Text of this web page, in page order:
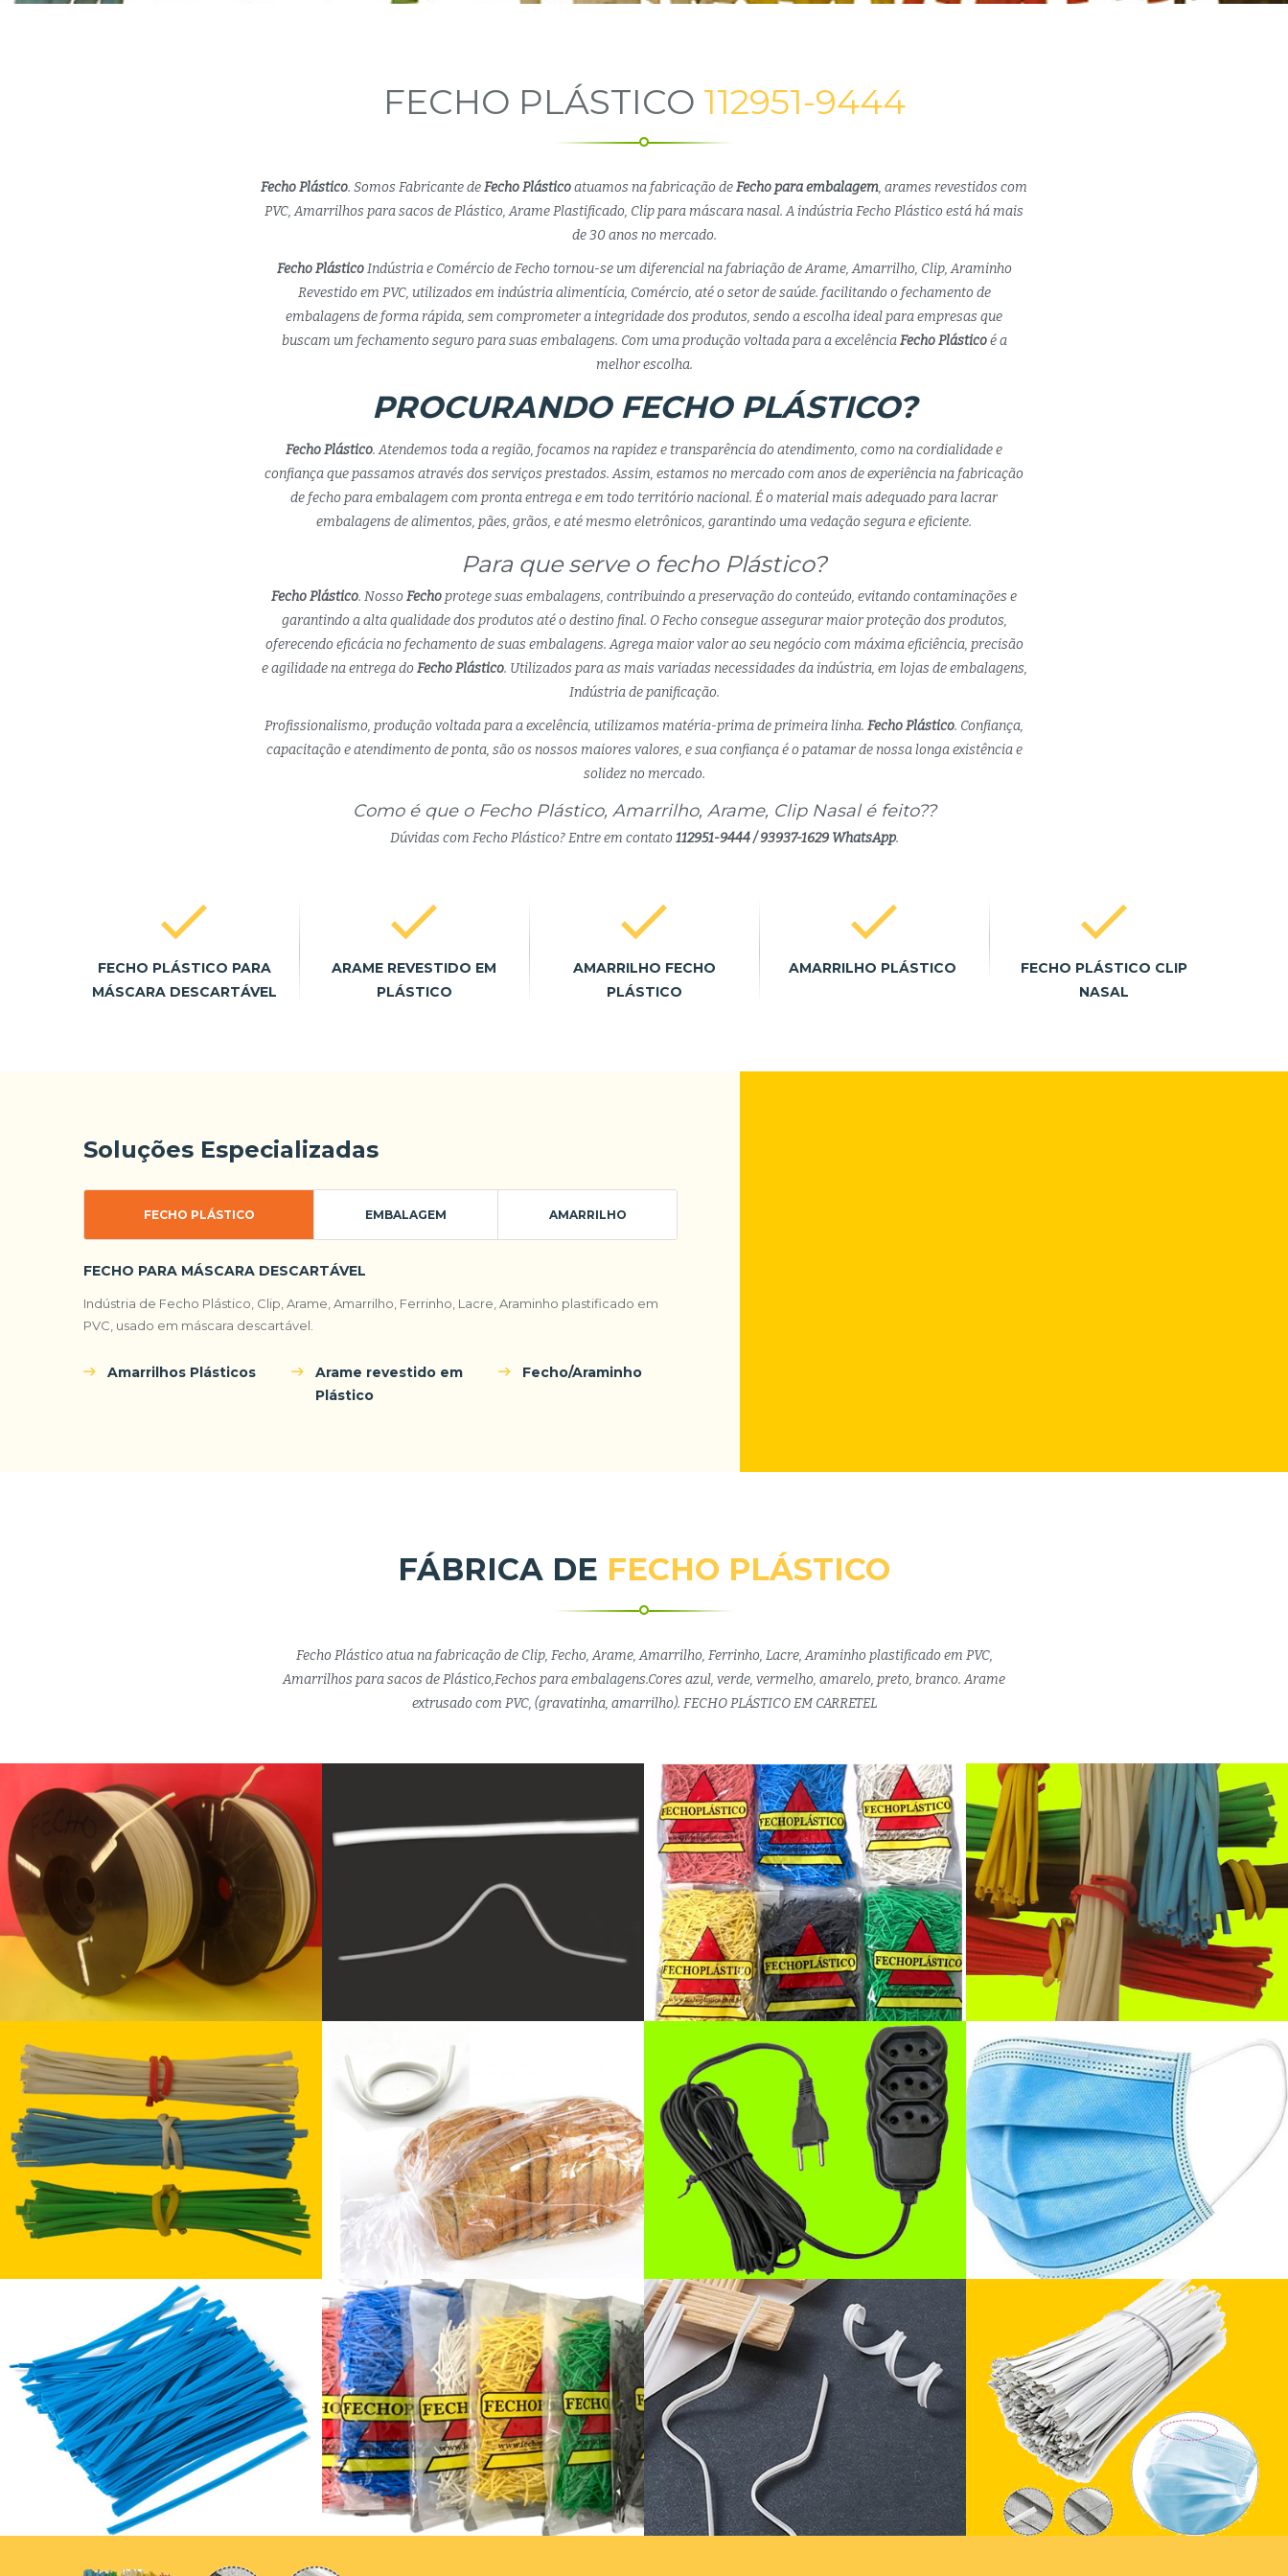
FECHO PLÁSTICO 112951-9444
Fecho Plástico. Somos Fabricante deFecho Plásticoatuamos na fabricação deFecho para embalagem, arames revestidos com
PVC, Amarrilhos para sacos de Plástico, Arame Plastificado, Clip para máscara nasal. A indústria Fecho Plástico está há mais
de 30 anos no mercado.
Fecho PlásticoIndústria e Comércio de Fecho tornou-se um diferencial na fabriação de Arame, Amarrilho, Clip, Araminho
Revestido em PVC, utilizados em indústria alimentícia, Comércio, até o setor de saúde. facilitando o fechamento de
embalagens de forma rápida, sem comprometer a integridade dos produtos, sendo a escolha ideal para empresas que
buscam um fechamento seguro para suas embalagens. Com uma produção voltada para a excelênciaFecho Plásticoé a
melhor escolha.
PROCURANDO FECHO PLÁSTICO?
Fecho Plástico. Atendemos toda a região, focamos na rapidez e transparência do atendimento, como na cordialidade e
confiança que passamos através dos serviços prestados. Assim, estamos no mercado com anos de experiência na fabricação
de fecho para embalagem com pronta entrega e em todo território nacional. É o material mais adequado para lacrar
embalagens de alimentos, pães, grãos, e até mesmo eletrônicos, garantindo uma vedação segura e eficiente.
Para que serve o fecho Plástico?
Fecho Plástico. Nosso Fecho protege suas embalagens, contribuindo a preservação do conteúdo, evitando contaminações e
garantindo a alta qualidade dos produtos até o destino final. O Fecho consegue assegurar maior proteção dos produtos,
oferecendo eficácia no fechamento de suas embalagens. Agrega maior valor ao seu negócio com máxima eficiência, precisão
e agilidade na entrega do Fecho Plástico. Utilizados para as mais variadas necessidades da indústria, em lojas de embalagens,
Indústria de panificação.
Profissionalismo, produção voltada para a excelência, utilizamos matéria-prima de primeira linha. Fecho Plástico. Confiança,
capacitação e atendimento de ponta, são os nossos maiores valores, e sua confiança é o patamar de nossa longa existência e
solidez no mercado.
Como é que o Fecho Plástico, Amarrilho, Arame, Clip Nasal é feito??
Dúvidas com Fecho Plástico? Entre em contato 112951-9444 / 93937-1629 WhatsApp.
FECHO PLÁSTICO PARA
MÁSCARA DESCARTÁVEL
ARAME REVESTIDO EM
PLÁSTICO
AMARRILHO FECHO
PLÁSTICO
AMARRILHO PLÁSTICO
FECHO PLÁSTICO CLIP
NASAL
Soluções Especializadas
FECHO PLÁSTICO EMBALAGEM AMARRILHO
FECHO PARA MÁSCARA DESCARTÁVEL
Indústria de Fecho Plástico, Clip, Arame, Amarrilho, Ferrinho, Lacre, Araminho plastificado em
PVC, usado em máscara descartável.
Amarrilhos Plásticos
Arame revestido em
Plástico
Fecho/Araminho
FÁBRICA DE FECHO PLÁSTICO
Fecho Plástico atua na fabricação de Clip, Fecho, Arame, Amarrilho, Ferrinho, Lacre, Araminho plastificado em PVC,
Amarrilhos para sacos de Plástico,Fechos para embalagens.Cores azul, verde, vermelho, amarelo, preto, branco. Arame
extrusado com PVC, (gravatinha, amarrilho). FECHO PLÁSTICO EM CARRETEL